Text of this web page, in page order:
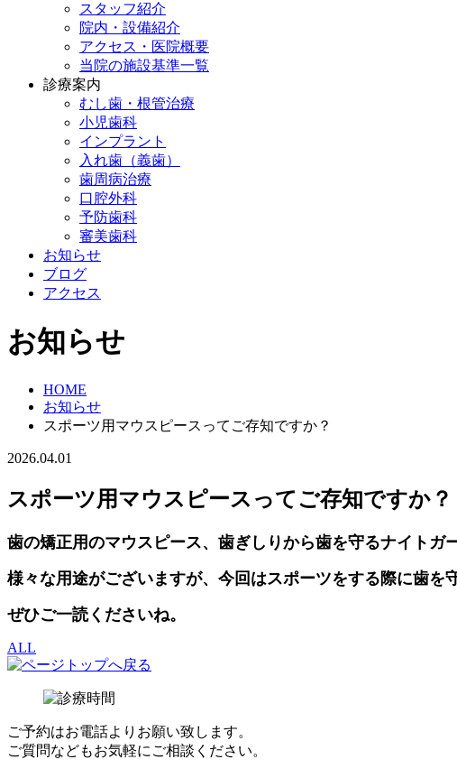
スタッフ紹介
院内・設備紹介
アクセス・医院概要
当院の施設基準一覧
診療案内
むし歯・根管治療
小児歯科
インプラント
入れ歯（義歯）
歯周病治療
口腔外科
予防歯科
審美歯科
お知らせ
ブログ
アクセス
お知らせ
HOME
お知らせ
スポーツ用マウスピースってご存知ですか？
2026.04.01
スポーツ用マウスピースってご存知ですか？
歯の矯正用のマウスピース、歯ぎしりから歯を守るナイトガ
様々な用途がございますが、今回はスポーツをする際に歯を
ぜひご一読くださいね。
ALL
ご予約はお電話よりお願い致します。
ご質問などもお気軽にご相談ください。